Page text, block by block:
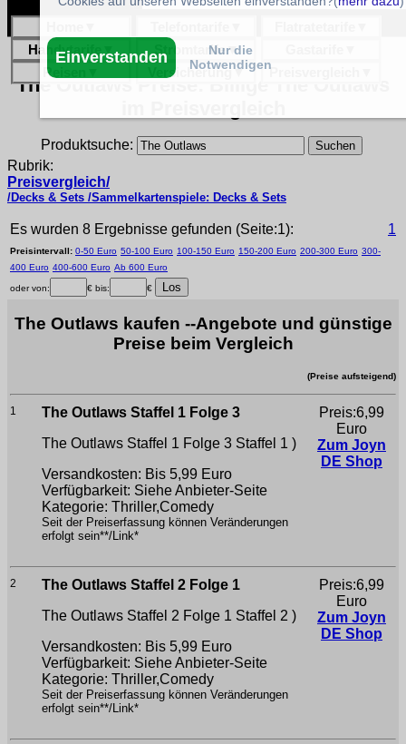
Handytarife
Stromtarife▼
Reisen
Versicherung▼ Preisvergleich
The Outlaws Preise: Billige The Outlaws
Produktsuche:
Rubrik:
Preisvergleich/
/Decks & Sets /Sammelkartenspiele: Decks & Sets
Es wurden 8 Ergebnisse gefunden (Seite:1): 1
Preisintervall: 0-50 Euro 50-100 Euro 100-150 Euro 150-200 Euro 200-300 Euro 300-
400 Euro 400-600 Euro Ab 600 Euro
oder von: € bis: €
The Outlaws kaufen --Angebote und günstige
Preise beim Vergleich
(Preise aufsteigend)
1
The Outlaws Staffel 1 Folge 3
The Outlaws Staffel 1 Folge 3 Staffel 1 )
Versandkosten: Bis 5,99 Euro
Verfügbarkeit: Siehe Anbieter-Seite
Kategorie: Thriller,Comedy
Seit der Preiserfassung können Veränderungen
erfolgt sein**/Link*
Preis:6,99
Euro
Zum Joyn
DE Shop
2
The Outlaws Staffel 2 Folge 1
The Outlaws Staffel 2 Folge 1 Staffel 2 )
Versandkosten: Bis 5,99 Euro
Verfügbarkeit: Siehe Anbieter-Seite
Kategorie: Thriller,Comedy
Seit der Preiserfassung können Veränderungen
erfolgt sein**/Link*
Preis:6,99
Euro
Zum Joyn
DE Shop
Einverstanden
Nur die
Notwendigen